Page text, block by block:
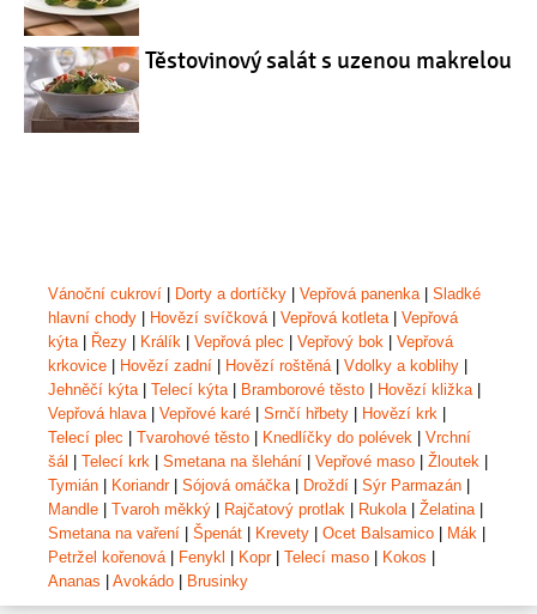
Těstovinový salát s uzenou makrelou
Vánoční cukroví | Dorty a dortíčky | Vepřová panenka | Sladké
hlavní chody | Hovězí svíčková | Vepřová kotleta | Vepřová
kýta | Řezy | Králík | Vepřová plec | Vepřový bok | Vepřová
krkovice | Hovězí zadní | Hovězí roštěná | Vdolky a koblihy |
Jehněčí kýta | Telecí kýta | Bramborové těsto | Hovězí kližka |
Vepřová hlava | Vepřové karé | Srnčí hřbety | Hovězí krk |
Telecí plec | Tvarohové těsto | Knedlíčky do polévek | Vrchní
šál | Telecí krk | Smetana na šlehání | Vepřové maso | Žloutek |
Tymián | Koriandr| Sójová omáčka | Droždí | Sýr Parmazán |
Mandle | Tvaroh měkký | Rajčatový protlak | Rukola | Želatina |
Smetana na vaření | Špenát | Krevety | Ocet Balsamico | Mák |
Petržel kořenová | Fenykl | Kopr| Telecí maso | Kokos |
Ananas | Avokádo | Brusinky